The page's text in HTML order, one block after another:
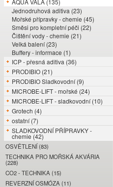
AQUA VALA (135)
Jednodruhová aditiva (23)
Mořské přípravky - chemie (45)
Směsi pro kompletní péči (22)
Čištění vody - chemie (21)
Velká balení (23)
Buffery - informace (1)
ICP - přesná aditiva (36)
PRODIBIO (21)
PRODIBIO Sladkovodní (9)
MICROBE-LIFT - mořské (24)
MICROBE-LIFT - sladkovodní (10)
Grotech (4)
ostatní (7)
SLADKOVODNÍ PŘÍPRAVKY -
chemie (42)
OSVĚTLENÍ (83)
TECHNIKA PRO MOŘSKÁ AKVÁRIA
(228)
CO2 - TECHNIKA (15)
REVERZNÍ OSMÓZA (11)